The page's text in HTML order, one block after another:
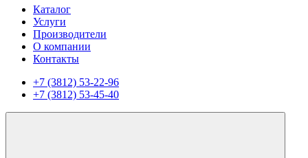
Каталог
Услуги
Производители
О компании
Контакты
+7 (3812) 53-22-96
+7 (3812) 53-45-40